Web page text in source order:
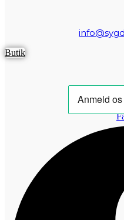
Butik